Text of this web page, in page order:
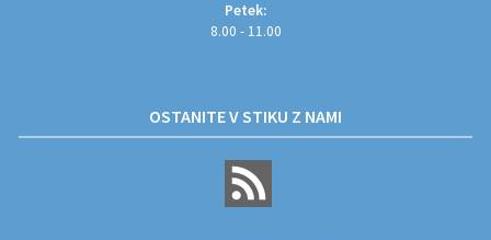
Petek:
8.00 - 11.00
OSTANITE V STIKU Z NAMI